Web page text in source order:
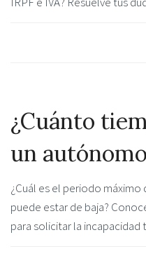
¿Cuánto
un
¿Cuál es el periodo
puede estar de baja?
para solicitar la incapacidad